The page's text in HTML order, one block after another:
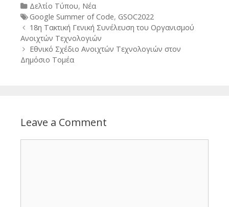
Categories
Δελτίο Τύπου, Νέα
Tags
Google Summer of Code, GSOC2022
Post
navigation
18η Τακτική Γενική Συνέλευση του Οργανισμού
Ανοιχτών Τεχνολογιών
Εθνικό Σχέδιο Ανοιχτών Τεχνολογιών στον
Δημόσιο Τομέα
Leave a Comment